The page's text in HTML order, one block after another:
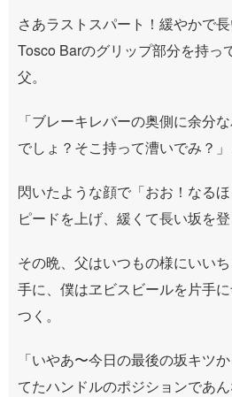
さあラストスパート！緩やかで長
Tosco Barのグリップ部分を持っ
父。
「ブレーキレバーの奥側に余分
でしょ？そこ持って漕いでみ？」
閃いたような顔で「おお！なる
ピードを上げ、緩くて長い坂を登
その晩、父はいつもの様にいい
手に、僕はヱビスビールを片手
つく。
「いやあ〜今日の最後の坂キツ
てたハンドルのポジションであん